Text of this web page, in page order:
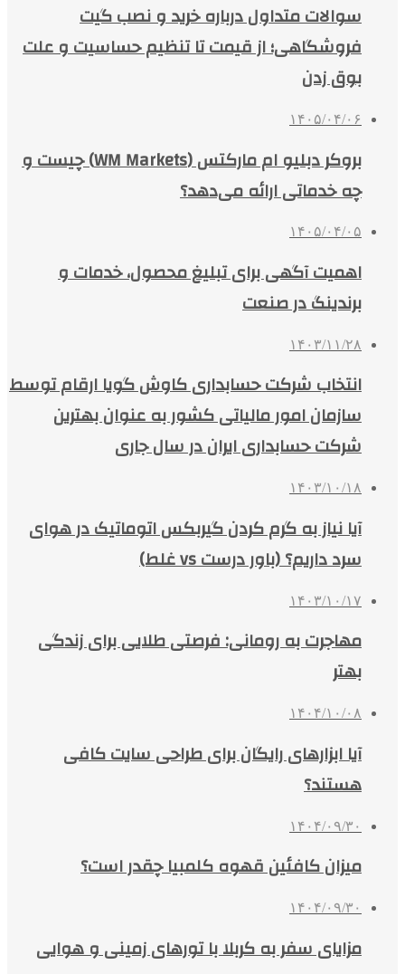
سوالات متداول درباره خرید و نصب گیت
فروشگاهی؛ از قیمت تا تنظیم حساسیت و علت
بوق زدن
۱۴۰۵/۰۴/۰۶
بروکر دبلیو ام مارکتس (WM Markets) چیست و
چه خدماتی ارائه می‌دهد؟
۱۴۰۵/۰۴/۰۵
اهمیت آگهی برای تبلیغ محصول، خدمات و
برندینگ در صنعت
۱۴۰۳/۱۱/۲۸
انتخاب شرکت حسابداری کاوش گویا ارقام توسط
سازمان امور مالیاتی کشور به عنوان بهترین
شرکت حسابداری ایران در سال جاری
۱۴۰۳/۱۰/۱۸
آیا نیاز به گرم کردن گیربکس اتوماتیک در هوای
سرد داریم؟ (باور درست vs غلط)
۱۴۰۳/۱۰/۱۷
مهاجرت به رومانی: فرصتی طلایی برای زندگی
بهتر
۱۴۰۴/۱۰/۰۸
آیا ابزارهای رایگان برای طراحی سایت کافی
هستند؟
۱۴۰۴/۰۹/۳۰
میزان کافئین قهوه کلمبیا چقدر است؟
۱۴۰۴/۰۹/۳۰
مزایای سفر به کربلا با تورهای زمینی و هوایی